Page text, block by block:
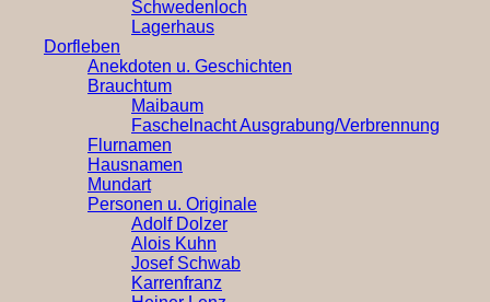
Schwedenloch
Lagerhaus
Dorfleben
Anekdoten u. Geschichten
Brauchtum
Maibaum
Faschelnacht Ausgrabung/Verbrennung
Flurnamen
Hausnamen
Mundart
Personen u. Originale
Adolf Dolzer
Alois Kuhn
Josef Schwab
Karrenfranz